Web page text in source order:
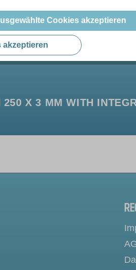
X 3 MM WITH
Cookies akzeptieren
akzeptieren